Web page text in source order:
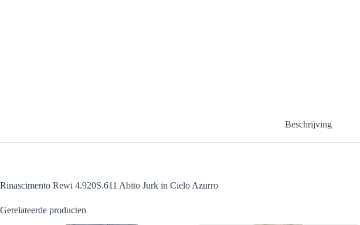
Beschrijving
Rinascimento Rewi 4.920S.611 Abito Jurk in Cielo Azurro
Gerelateerde producten